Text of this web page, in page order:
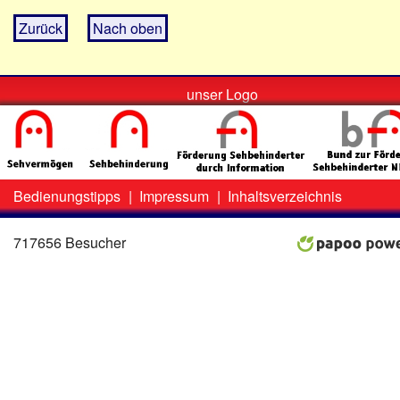
Zurück Nach oben
unser Logo
Zweit-
Menü
Bedienungstipps | Impressum | Inhaltsverzeichnis
717656 Besucher